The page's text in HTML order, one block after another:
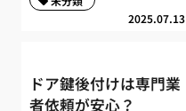
2025.07.13
ドア鍵後付けは専門業
者依頼が安心？